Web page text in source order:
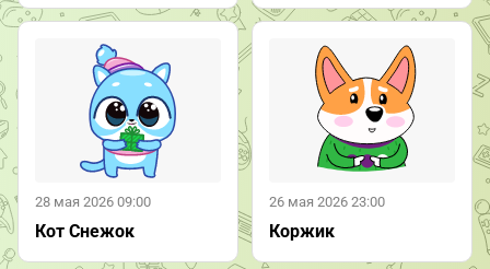
28 мая 2026 09:00
Кот Снежок
26 мая 2026 23:00
Коржик